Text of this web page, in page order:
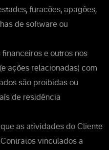
furacões, apagões,
de software ou
e outros nos
ações relacionadas) com
são proibidas ou
de residência
as atividades do Cliente
vinculados a